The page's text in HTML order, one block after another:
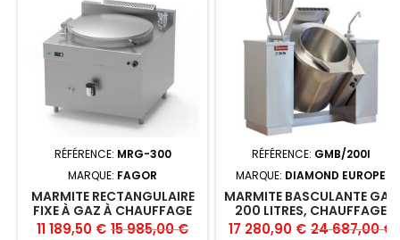
RÉFÉRENCE: MRG-300
MARQUE: FAGOR
MARMITE RECTANGULAIRE
FIXE À GAZ À CHAUFFAGE
DIRECT FAGOR MRG-300
Prix
11 189,50 € Prix
15 985,00 €
RÉFÉRENCE: GMB/200I
MARQUE: DIAMOND EUROPE
MARMITE BASCULANTE GAZ
200 LITRES, CHAUFFAGE
INDIRECT
Prix
17 280,90 € Prix
24 687,00 €